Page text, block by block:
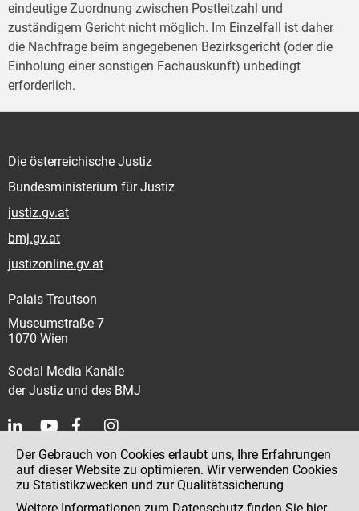
eindeutige Zuordnung zwischen Postleitzahl und
zuständigem Gericht nicht möglich. Im Einzelfall ist daher
die Nachfrage beim angegebenen Bezirksgericht (oder die
Einholung einer sonstigen Fachauskunft) unbedingt
erforderlich.
Die österreichische Justiz
Bundesministerium für Justiz
justiz.gv.at
bmj.gv.at
justizonline.gv.at
Palais Trautson
Museumstraße 7
1070 Wien
Social Media Kanäle
der Justiz und des BMJ
Kontakt
Impressum
Der Gebrauch von Cookies erlaubt uns, Ihre Erfahrungen
auf dieser Website zu optimieren. Wir verwenden Cookies
zu Statistikzwecken und zur Qualitätssicherung